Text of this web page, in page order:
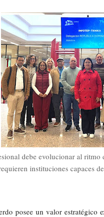
debe evolucionar al
instituciones capaces
posee un valor